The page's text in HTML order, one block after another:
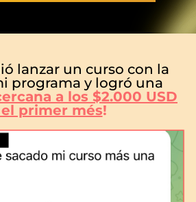
lanzar un curso con la
programa y logró una
a los $2.000 USD
primer més!